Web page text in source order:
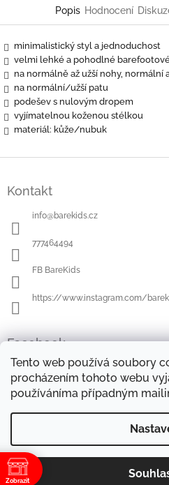
Tento web používá soubory
procházením tohoto webu
používáníma případným
Popis Hodnocení
minimalistický styl a jednoduchost
velmi lehké a pohodlné
na normálně až užší nohy, normální
na normální/užší patu
podešev s nulovým dropem
vyjímatelnou koženou stélkou
materiál: kůže/nubuk
Kontakt
info@barekids.cz
777464494
FB BareKids
https://www.instagram.com/
Facebook
FORMULÁŘE
Vytvořil Shoptet Copyright 2026
Zobrazit